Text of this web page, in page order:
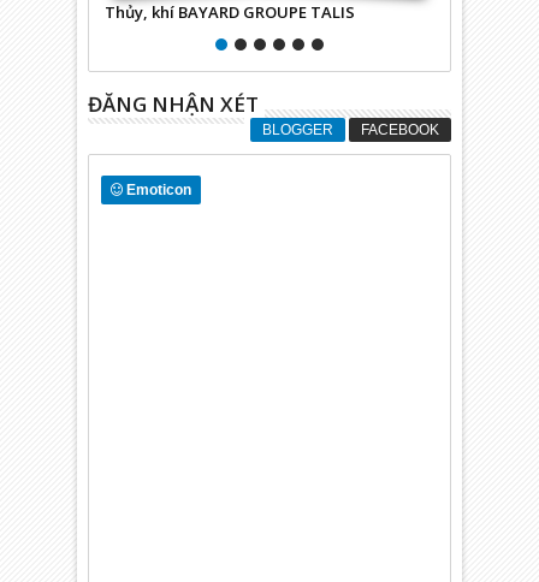
Thủy, khí BAYARD GROUPE TALIS
ĐĂNG NHẬN XÉT
BLOGGER FACEBOOK
Emoticon